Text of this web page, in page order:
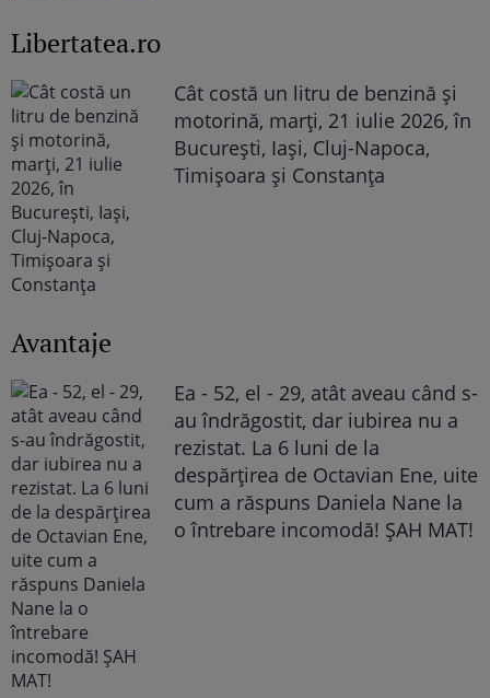
Libertatea.ro
Cât costă un litru de benzină și
motorină, marți, 21 iulie 2026, în
București, Iași, Cluj-Napoca,
Timișoara și Constanța
Avantaje
Ea - 52, el - 29, atât aveau când s-
au îndrăgostit, dar iubirea nu a
rezistat. La 6 luni de la
despărțirea de Octavian Ene, uite
cum a răspuns Daniela Nane la
o întrebare incomodă! ȘAH MAT!